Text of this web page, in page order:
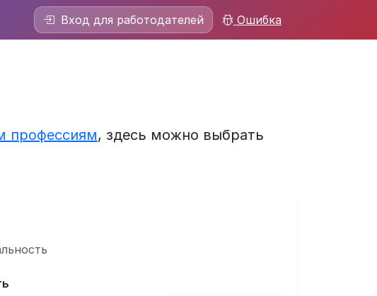
Вход для работодателей Ошибка
профессиям, здесь можно выбрать